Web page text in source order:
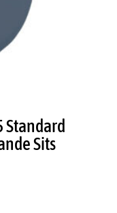
Standard
Sits